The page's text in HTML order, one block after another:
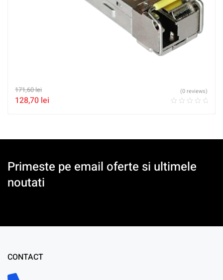
171,60lei
128,70 lei
(0 reviews)
Primeste pe email oferte si ultimele
noutati
CONTACT